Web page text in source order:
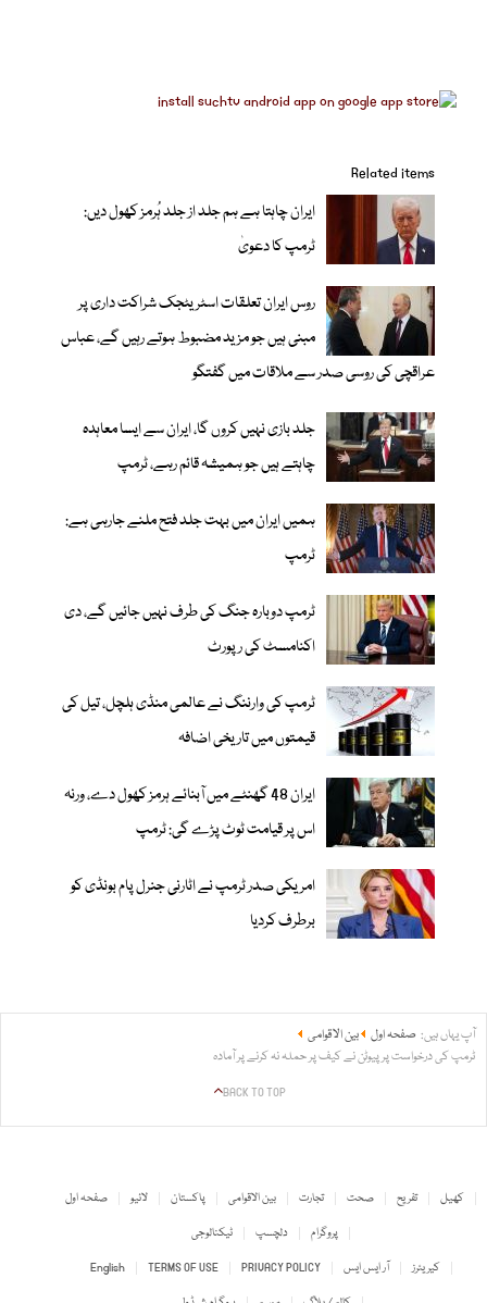
Related items
ایران چاہتا ہے ہم جلد از جلد ہُرمز کھول دیں:
ٹرمپ کا دعویٰ
روس ایران تعلقات اسٹریٹجک شراکت داری پر
مبنی ہیں جو مزید مضبوط ہوتے رہیں گے، عباس
عراقچی کی روسی صدر سے ملاقات میں گفتگو
جلد بازی نہیں کروں گا، ایران سے ایسا معاہدہ
چاہتے ہیں جو ہمیشہ قائم رہے، ٹرمپ
ہمیں ایران میں بہت جلد فتح ملنے جارہی ہے:
ٹرمپ
ٹرمپ دوبارہ جنگ کی طرف نہیں جائیں گے، دی
اکنامسٹ کی رپورٹ
ٹرمپ کی وارننگ نے عالمی منڈی ہلچل، تیل کی
قیمتوں میں تاریخی اضافہ
ایران 48 گھنٹے میں آبنائے ہرمز کھول دے، ورنہ
اس پر قیامت ٹوٹ پڑے گی: ٹرمپ
امریکی صدر ٹرمپ نے اٹارنی جنرل پام بونڈی کو
برطرف کردیا
آپ یہاں ہیں: صفحہ اول
بین الاقوامی
ٹرمپ کی درخواست پر پیوٹن نے کیف پر حملہ نہ کرنے پر آمادہ
BACK TO TOP
صفحہ اول لائیو پاکستان بین الاقوامی تجارت صحت تفریح
کھیل
ٹیکنالوجی
دلچسپ
پروگرام
English
TERMS OF USE PRIVACY POLICY آر ایس ایس
کیریئرز